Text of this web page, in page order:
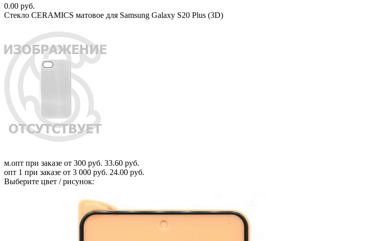
0.00 руб.
Стекло CERAMICS матовое для Samsung Galaxy S20 Plus (3D)
м.опт при заказе от 300 руб. 33.60 руб.
опт 1 при заказе от 3 000 руб. 24.00 руб.
Выберите цвет / рисунок: